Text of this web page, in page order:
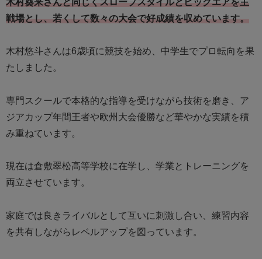
戦場とし、若くして数々の大会で好成績を収めています。
木村悠斗さんは6歳頃に競技を始め、中学生でプロ転向を果
たしました。
専門スクールで本格的な指導を受けながら技術を磨き、ア
ジアカップ年間王者や欧州大会優勝など華やかな実績を積
み重ねています。
現在は倉敷翠松高等学校に在学し、学業とトレーニングを
両立させています。
家庭では良きライバルとして互いに刺激し合い、練習内容
を共有しながらレベルアップを図っています。